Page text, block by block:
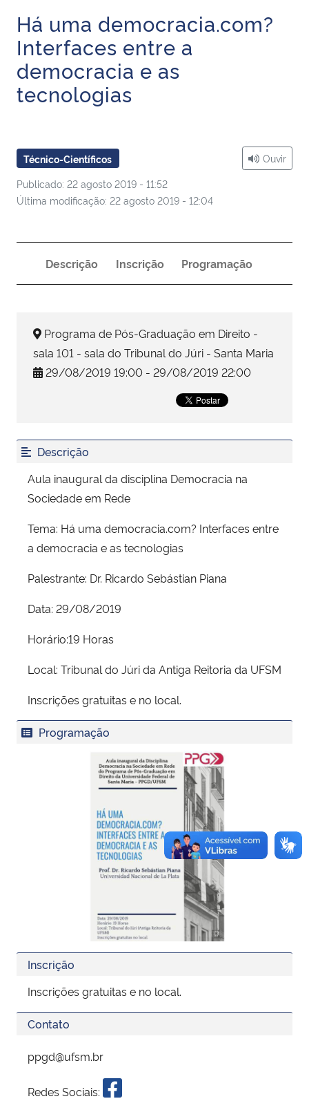
Ministério da Saúde
Ministério de Minas e Energia
Ministério do Meio Ambiente
Ministério do Turismo
Controladoria-Geral da União
Secretaria-Geral
Secretaria de Governo
Advocacia-Geral da União
Banco Central do Brasil
Planalto
Há uma democracia.com?
Interfaces entre a
democracia e as
tecnologias
Técnico-Científicos
Publicado: 22 agosto 2019 - 11:52
Última modificação: 22 agosto 2019 - 12:04
Ouvir
Descrição Inscrição Programação
Programa de Pós-Graduação em Direito -
sala 101 - sala do Tribunal do Júri - Santa Maria
29/08/2019 19:00 - 29/08/2019 22:00
Descrição
Aula inaugural da disciplina Democracia na
Sociedade em Rede
Tema: Há uma democracia.com? Interfaces entre
a democracia e as tecnologias
Palestrante: Dr. Ricardo Sebástian Piana
Data: 29/08/2019
Horário:19 Horas
Local: Tribunal do Júri da Antiga Reitoria da UFSM
Inscrições gratuitas e no local.
Programação
Inscrição
Inscrições gratuitas e no local.
Contato
ppgd@ufsm.br
Redes Sociais: